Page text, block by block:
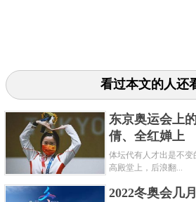
看过本文的人还
东京奥运会上
倩、全红婵上
体坛代有人才出是不
高殿堂上，后浪翻...
2022冬奥会几